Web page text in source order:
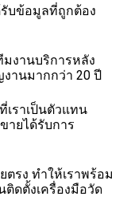
บข้อมูลที่ถูกต้อง
มงานบริการหลัง
านมากกว่า 20 ปี
ราเป็นตัวแทน
ายได้รับการ
รง ทำให้เราพร้อม
ดตั้งเครื่องมือวัด